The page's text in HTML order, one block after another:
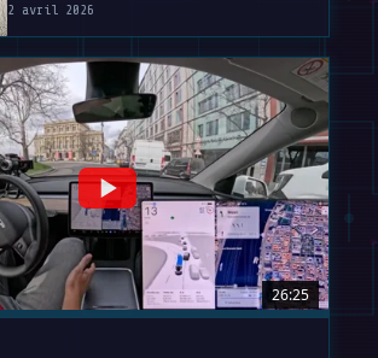
2 avril 2026
26:25